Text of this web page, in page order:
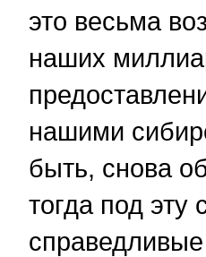
это весьма
наших
нашими
быть, снова
тогда под эту